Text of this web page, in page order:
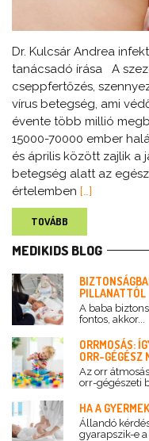
Dr. Kulcsár Andrea
tanácsadó írása A
cseppfertőzés,
vírus betegség, ami
évente több millió
15000-70000 ember
és április között zajlik a
betegség alatt az
értelemben […]
TOVÁBB
MEDIKIDS BLOG
PILLANATTÓL
A baba
fontos, akkor...
ORRMOSÁS:
ORR-GÉGÉSZ
Az orr
orr-gégészeti
HA A
Állandó
gyarapszik-e a